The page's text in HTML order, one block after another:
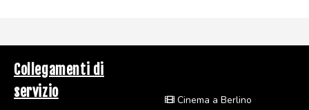
Collegamenti di
servizio
Cinema a Berlino